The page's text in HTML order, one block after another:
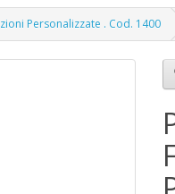
Personalizzate . Cod. 1400